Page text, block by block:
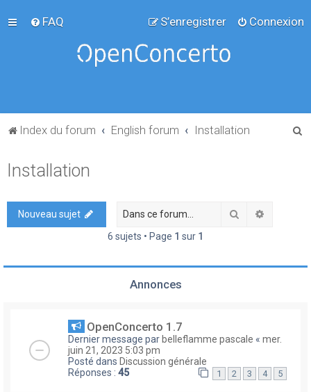
FAQ Connexion
S’enregistrer
Index du forum English forum Installation
h
Installation
Nouveau sujet Rechercher
6 sujets • Page 1 sur 1
Annonces
OpenConcerto 1.7
Dernier message par belleflamme pascale « mer.
juin 21, 2023 5:03 pm
Posté dans Discussion générale
Réponses : 45 1 2 3 4 5